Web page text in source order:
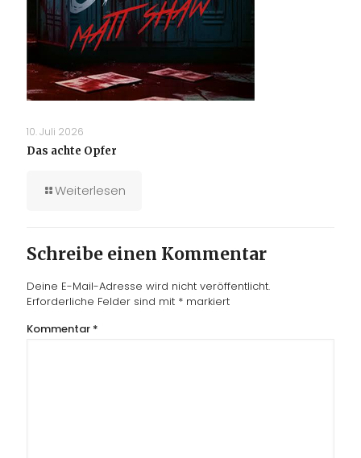
10. Juli 2026
Das achte Opfer
Weiterlesen
Schreibe einen Kommentar
Deine E-Mail-Adresse wird nicht veröffentlicht.
Erforderliche Felder sind mit * markiert
Kommentar *